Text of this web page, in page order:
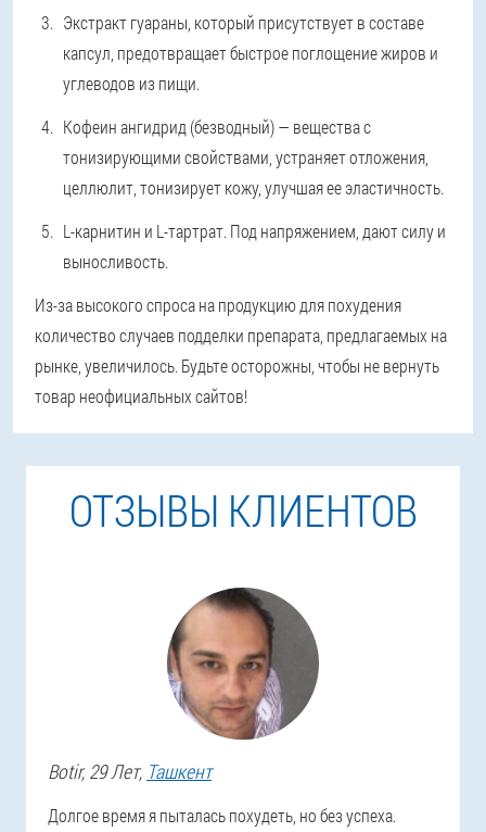
Экстракт гуараны, который присутствует в составе
капсул, предотвращает быстрое поглощение жиров и
углеводов из пищи.
Кофеин ангидрид (безводный) — вещества с
тонизирующими свойствами, устраняет отложения,
целлюлит, тонизирует кожу, улучшая ее эластичность.
L-карнитин и L-тартрат. Под напряжением, дают силу и
выносливость.
Из-за высокого спроса на продукцию для похудения
количество случаев подделки препарата, предлагаемых на
рынке, увеличилось. Будьте осторожны, чтобы не вернуть
товар неофициальных сайтов!
ОТЗЫВЫ КЛИЕНТОВ
Botir, 29 Лет, Ташкент
Долгое время я пыталась похудеть, но без успеха.